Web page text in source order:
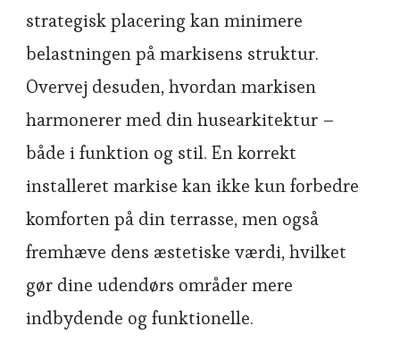
strategisk placering kan minimere
belastningen på markisens struktur.
Overvej desuden, hvordan markisen
harmonerer med din husearkitektur –
både i funktion og stil. En korrekt
installeret markise kan ikke kun forbedre
komforten på din terrasse, men også
fremhæve dens æstetiske værdi, hvilket
gør dine udendørs områder mere
indbydende og funktionelle.